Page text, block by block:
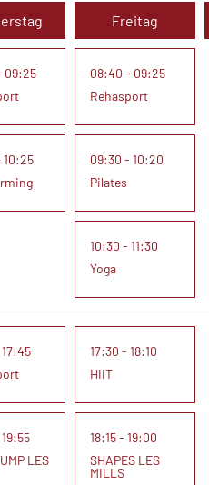
09:25
Freitag
08:40 - 09:25
Rehasport
09:30 - 10:20
Pilates
10:30 - 11:30
Yoga
LES
17:30 - 18:10
HIIT
18:15 - 19:00
SHAPES LES
MILLS